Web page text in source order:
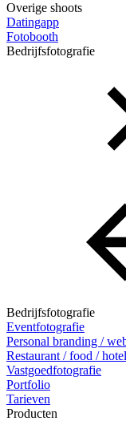
Overige shoots
Datingapp
Fotobooth
Bedrijfsfotografie
Bedrijfsfotografie
Eventfotografie
Personal branding /
Restaurant / food / hotel
Vastgoedfotografie
Portfolio
Tarieven
Producten